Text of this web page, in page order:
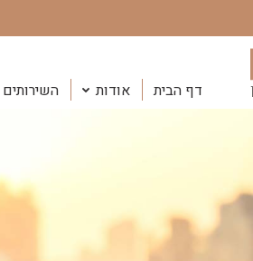
דף הבית אודות